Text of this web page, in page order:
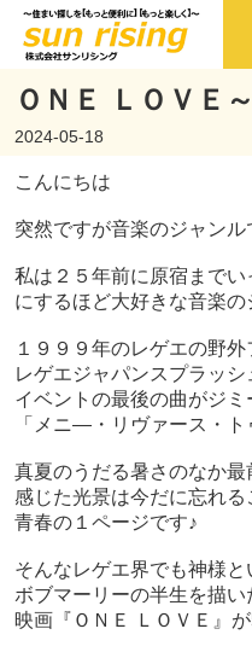
ＯＮＥ ＬＯＶＥ
2024-05-18
こんにちは
突然ですが音楽のジャン
私は２５年前に原宿まで
にするほど大好きな音楽の
１９９９年のレゲエの野外
レゲエジャパンスプラッシ
イベントの最後の曲がジミ
「メニ―・リヴァース・
真夏のうだる暑さのなか最
感じた光景は今だに忘れる
青春の１ページです♪
そんなレゲエ界でも神様と
ボブマーリーの半生を描い
映画『ＯＮＥ ＬＯＶＥ』